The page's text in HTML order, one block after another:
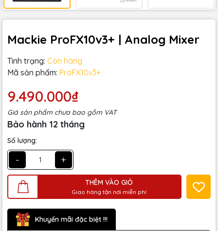
Mackie ProFX10v3+ | Analog Mixer
Tình trạng: Còn hàng
Mã sản phẩm: ProFX10v3+
9.490.000₫
Giá sản phẩm chưa bao gồm VAT
Bảo hành 12 tháng
Số lượng:
- +
THÊM VÀO GIỎ
Giao hàng tận nơi miễn phí
Khuyến mãi đặc biệt !!!